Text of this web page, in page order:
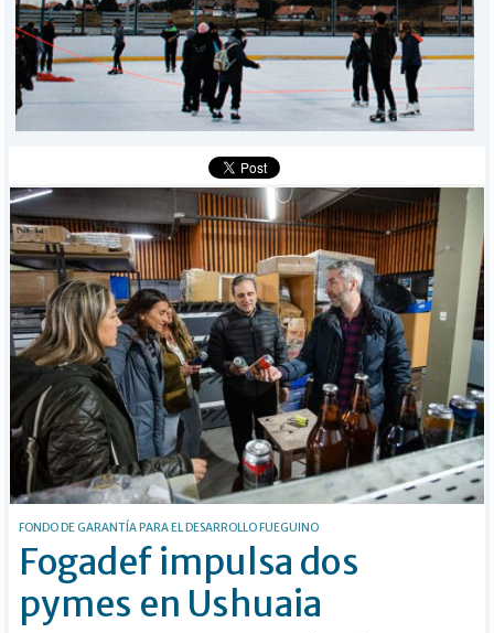
POLICIALES
I-DIARIO
MÁS
BÚSQUEDA
FONDO DE GARANTÍA PARA EL DESARROLLO FUEGUINO
Fogadef impulsa dos
pymes en Ushuaia